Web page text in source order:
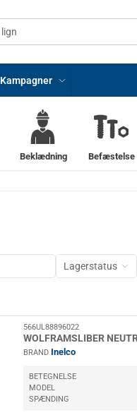
Kampagner
Beklædning Befæstelse
Lagerstatus
566UL88896022
WOLFRAMSLIBER
BRAND Inelco
BETEGNELSE
MODEL
SPÆNDING